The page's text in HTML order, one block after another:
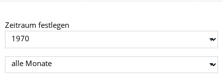
Zeitraum festlegen
Jahr auswählen
Monat auswählen